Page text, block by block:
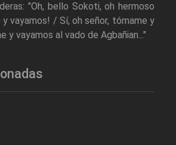
"Oh, bello Sokoti, oh hermoso
y vayamos! / Sí, oh señor, tómame y
y vayamos al vado de Agbañian..."